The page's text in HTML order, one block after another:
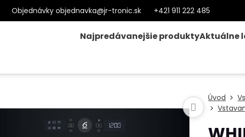
Objednávky objednavka@jr-tronic.sk +421 911 222 485
Najpredávanejšie produktyAktuálne
Úvod